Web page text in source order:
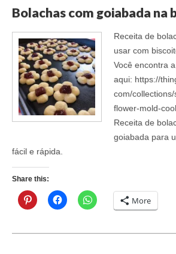
Bolachas com goiabada na
Receita de
usar com
Você encontra
aqui: https://
com/
flower-mold-
Receita de
goiabada para
fácil e rápida.
Share this:
More